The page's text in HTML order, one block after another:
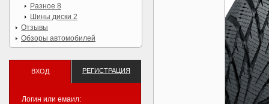
Разное 8
Шины диски 2
Отзывы
Обзоры автомобилей
ВХОД РЕГИСТРАЦИЯ
Логин или емаил: